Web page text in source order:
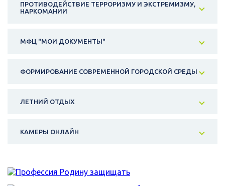
ПРОТИВОДЕЙСТВИЕ ТЕРРОРИЗМУ И ЭКСТРЕМИЗМУ,
НАРКОМАНИИ
МФЦ "МОИ ДОКУМЕНТЫ"
ФОРМИРОВАНИЕ СОВРЕМЕННОЙ ГОРОДСКОЙ СРЕДЫ
ЛЕТНИЙ ОТДЫХ
КАМЕРЫ ОНЛАЙН